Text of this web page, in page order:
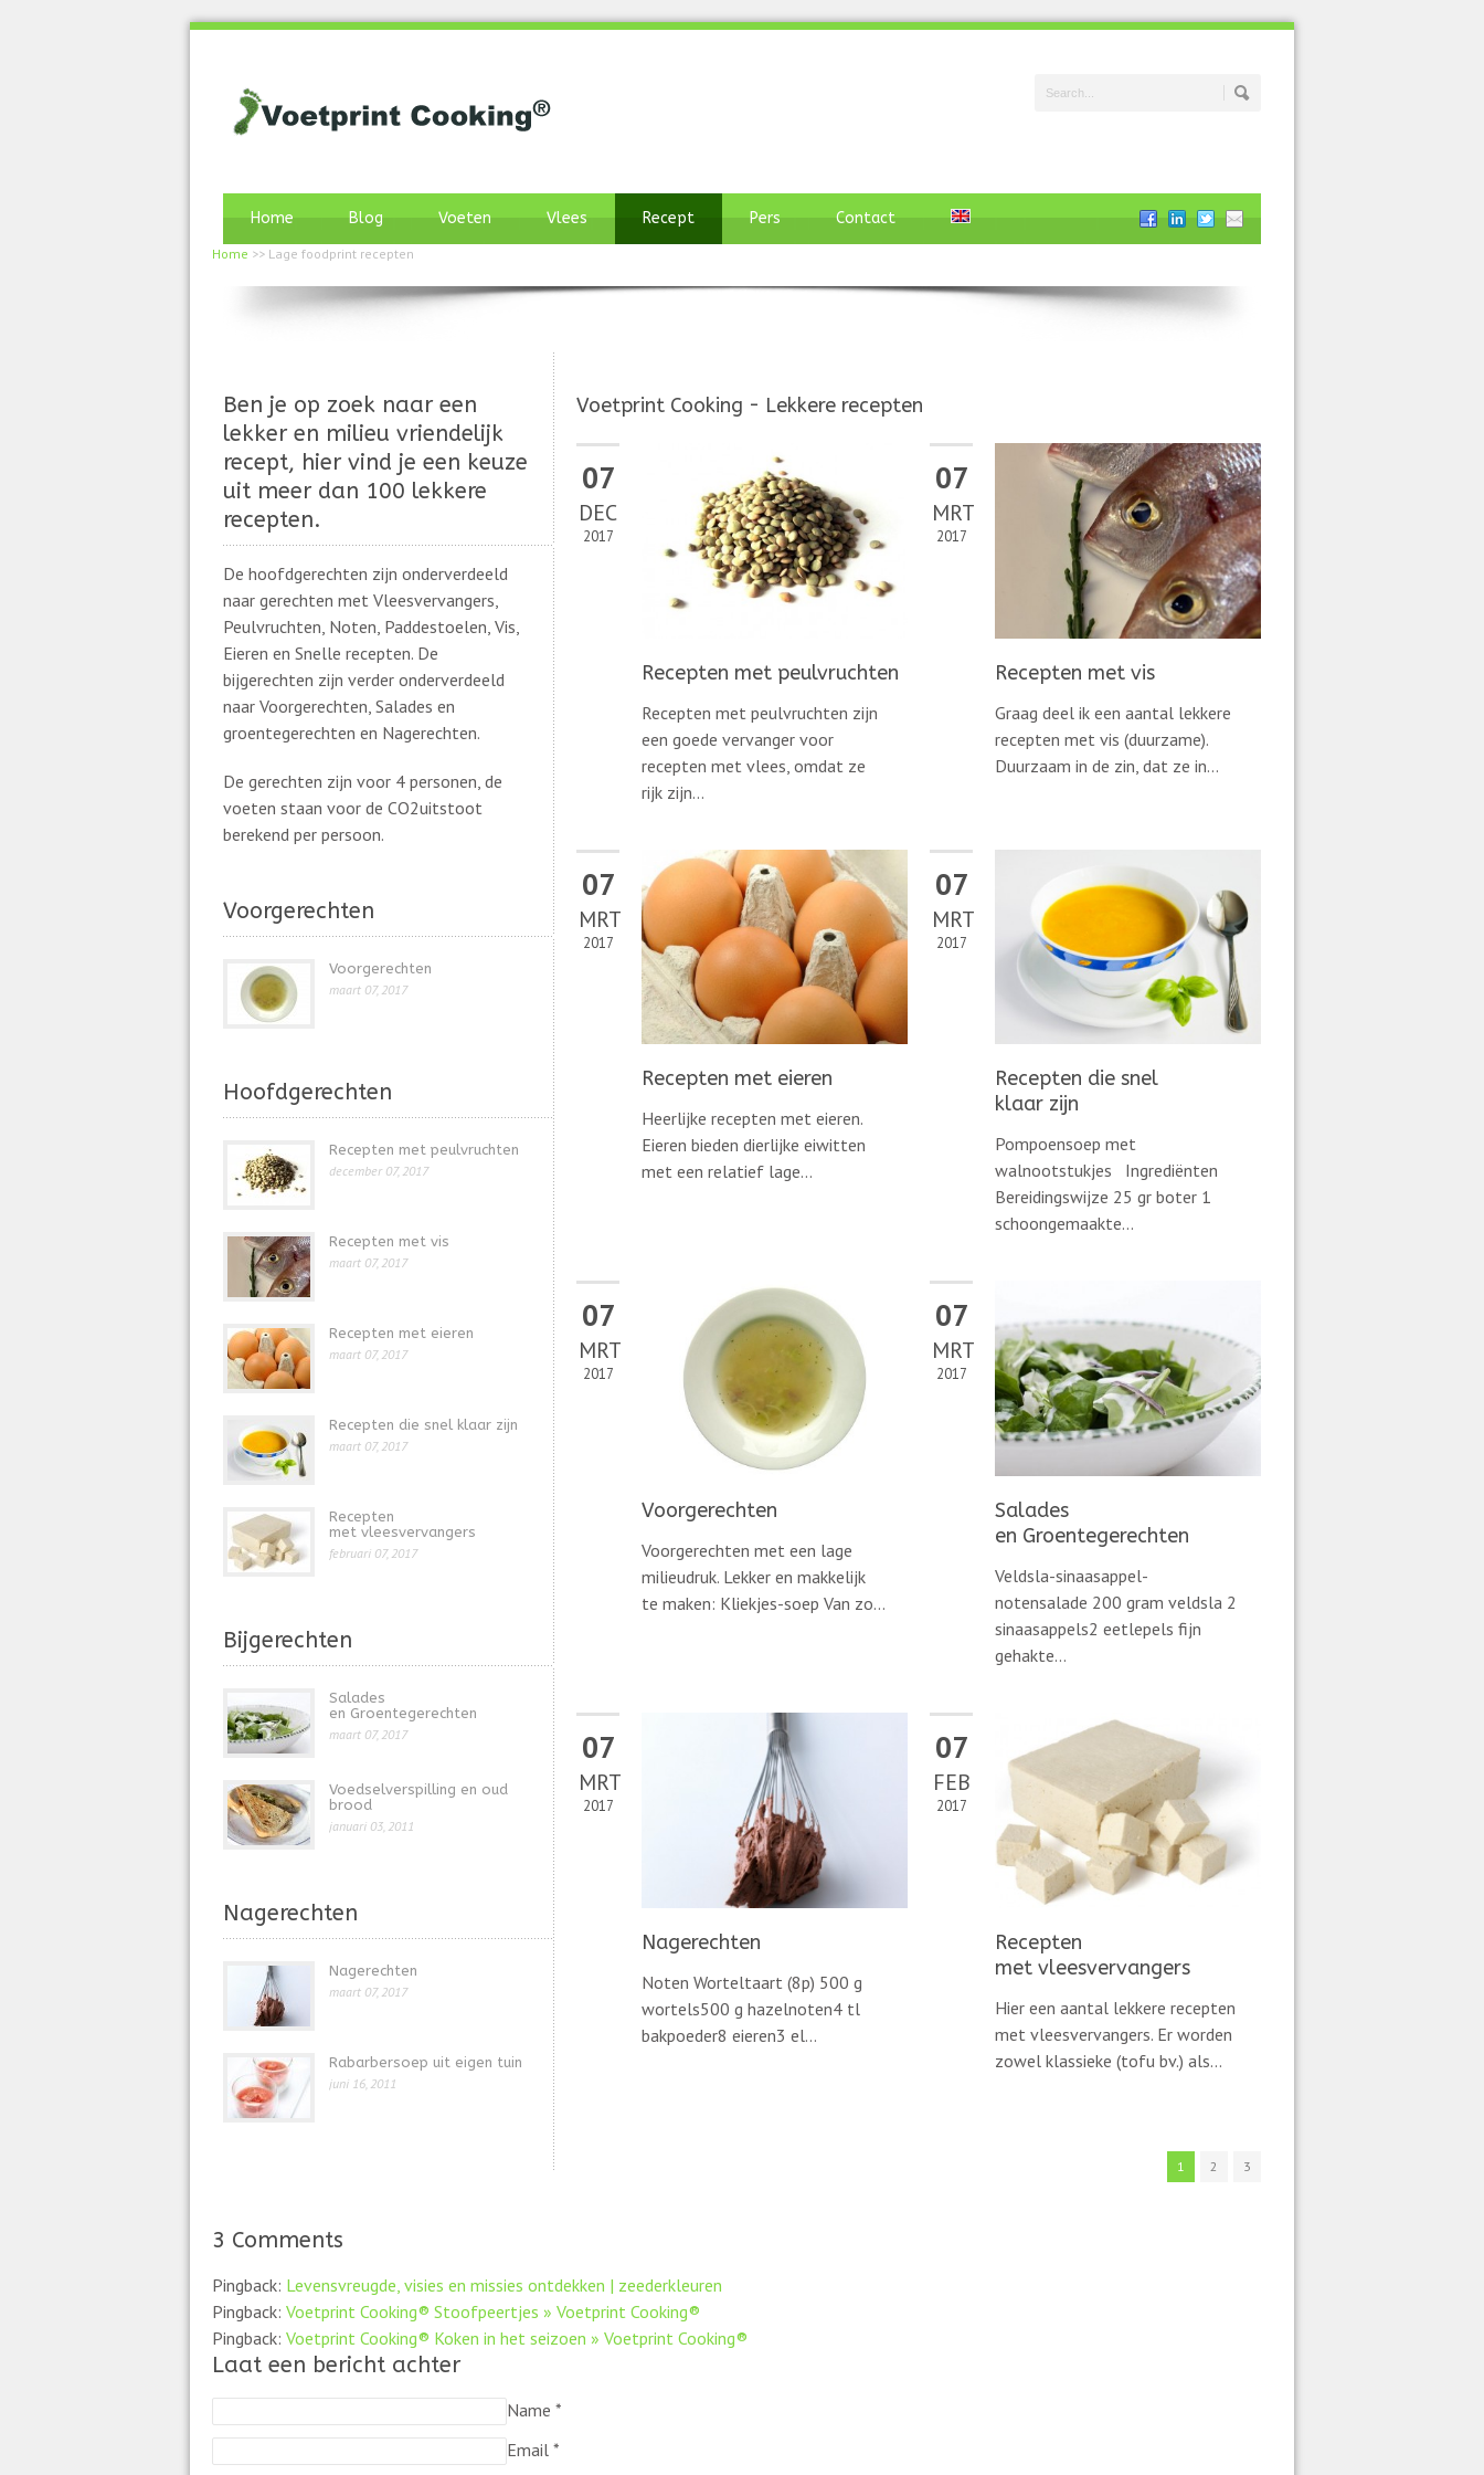
Home Blog Voeten Vlees Recept Pers Contact
Home >> Lage foodprint recepten
Voetprint Cooking - Lekkere recepten
07
DEC
2017
Recepten met peulvruchten
Recepten met peulvruchten zijn
een goede vervanger voor
recepten met vlees, omdat ze
rijk zijn...
07
MRT
2017
Recepten met vis
Graag deel ik een aantal lekkere
recepten met vis (duurzame).
Duurzaam in de zin, dat ze in...
07
MRT
2017
Recepten met eieren
Heerlijke recepten met eieren.
Eieren bieden dierlijke eiwitten
met een relatief lage...
07
MRT
2017
Recepten die snel
klaar zijn
Pompoensoep met
walnootstukjes Ingrediënten
Bereidingswijze 25 gr boter 1
schoongemaakte...
07
MRT
2017
Voorgerechten
Voorgerechten met een lage
milieudruk. Lekker en makkelijk
te maken: Kliekjes-soep Van zo...
07
MRT
2017
Salades
en Groentegerechten
Veldsla-sinaasappel-
notensalade 200 gram veldsla 2
sinaasappels2 eetlepels fijn
gehakte...
07
MRT
2017
Nagerechten
Noten Worteltaart (8p) 500 g
wortels500 g hazelnoten4 tl
bakpoeder8 eieren3 el...
07
FEB
2017
Recepten
met vleesvervangers
Hier een aantal lekkere recepten
met vleesvervangers. Er worden
zowel klassieke (tofu bv.) als...
1 2 3
Ben je op zoek naar een
lekker en milieu vriendelijk
recept, hier vind je een keuze
uit meer dan 100 lekkere
recepten.
De hoofdgerechten zijn onderverdeeld
naar gerechten met Vleesvervangers,
Peulvruchten, Noten, Paddestoelen, Vis,
Eieren en Snelle recepten. De
bijgerechten zijn verder onderverdeeld
naar Voorgerechten, Salades en
groentegerechten en Nagerechten.
De gerechten zijn voor 4 personen, de
voeten staan voor de CO2uitstoot
berekend per persoon.
Voorgerechten
Voorgerechten
maart 07, 2017
Hoofdgerechten
Recepten met peulvruchten
december 07, 2017
Recepten met vis
maart 07, 2017
Recepten met eieren
maart 07, 2017
Recepten die snel klaar zijn
maart 07, 2017
Recepten
met vleesvervangers
februari 07, 2017
Bijgerechten
Salades
en Groentegerechten
maart 07, 2017
Voedselverspilling en oud
brood
januari 03, 2011
Nagerechten
Nagerechten
maart 07, 2017
Rabarbersoep uit eigen tuin
juni 16, 2011
3 Comments
Pingback: Levensvreugde, visies en missies ontdekken | zeederkleuren
Pingback: Voetprint Cooking® Stoofpeertjes » Voetprint Cooking®
Pingback: Voetprint Cooking® Koken in het seizoen » Voetprint Cooking®
Laat een bericht achter
Name *
Email *